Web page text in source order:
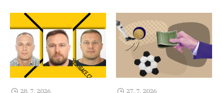
28. 7. 2026 27. 7. 2026